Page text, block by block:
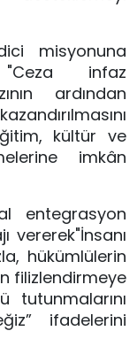
misyonuna
infaz
ardından
kültür ve
imkân
entegrasyon
vererek"İnsanı
hükümlülerin
filizlendirmeye
ifadelerini